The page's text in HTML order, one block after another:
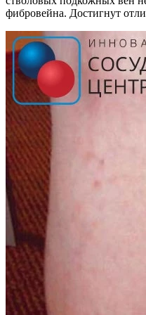
фибровейна. Достигнут